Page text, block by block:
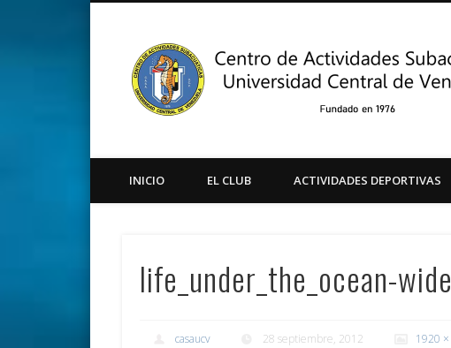
Youtube
INICIO EL CLUB ACTIVIDADES DEPORTIVAS
life_under_the_ocean-
casaucv 28 septiembre, 2012 1920